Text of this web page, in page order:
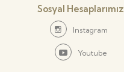
Sosyal Hesaplarımız
Instagram
Youtube